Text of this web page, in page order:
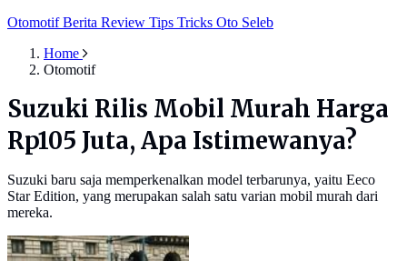
OtomotifBerita Review Tips Tricks Oto Seleb
Home
Otomotif
Suzuki Rilis Mobil Murah Harga
Rp105 Juta, Apa Istimewanya?
Suzuki baru saja memperkenalkan model terbarunya, yaitu Eeco
Star Edition, yang merupakan salah satu varian mobil murah dari
mereka.